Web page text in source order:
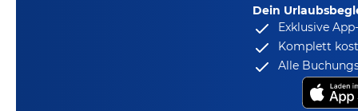
Dein
Exklusive
Komplett
Alle